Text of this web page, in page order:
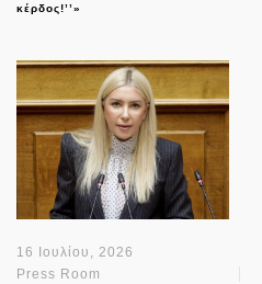
κέρδος!’’»
16 Ιουλίου, 2026
Press Room